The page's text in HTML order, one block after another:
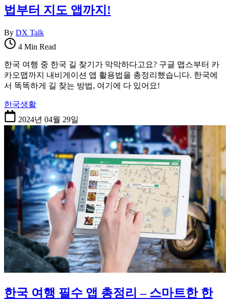
법부터 지도 앱까지!
By DX Talk
4 Min Read
한국 여행 중 한국 길 찾기가 막막하다고요? 구글 맵스부터 카
카오맵까지 내비게이션 앱 활용법을 총정리했습니다. 한국에
서 똑똑하게 길 찾는 방법, 여기에 다 있어요!
한국생활
2024년 04월 29일
한국 여행 필수 앱 총정리 – 스마트한 한